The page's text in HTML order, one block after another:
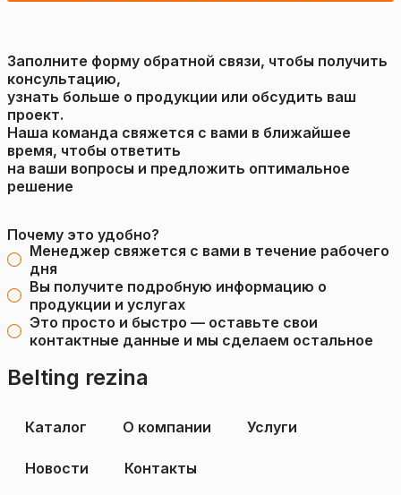
Заполните форму обратной связи, чтобы получить
консультацию,
узнать больше о продукции или обсудить ваш
проект.
Наша команда свяжется с вами в ближайшее
время, чтобы ответить
на ваши вопросы и предложить оптимальное
решение
Почему это удобно?
Менеджер свяжется с вами в течение рабочего
дня
Вы получите подробную информацию о
продукции и услугах
Это просто и быстро — оставьте свои
контактные данные и мы сделаем остальное
Belting rezina
Каталог О компании Услуги
Новости Контакты